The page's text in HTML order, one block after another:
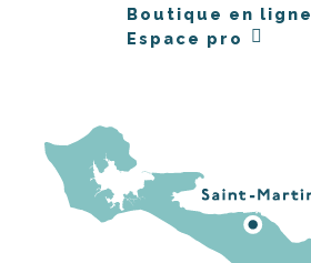
Boutique en ligne
Espace pro